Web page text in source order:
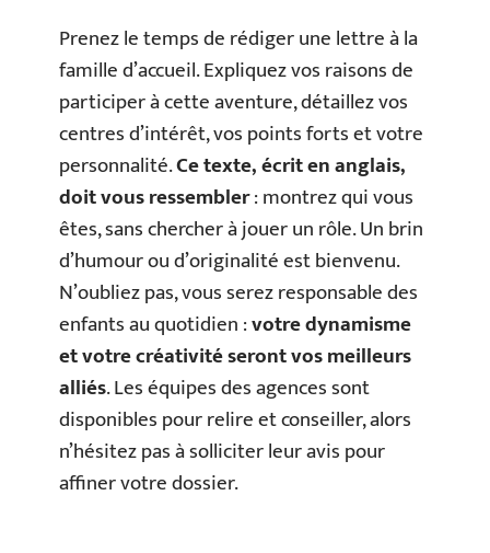
Prenez le temps de rédiger une lettre à la
famille d’accueil. Expliquez vos raisons de
participer à cette aventure, détaillez vos
centres d’intérêt, vos points forts et votre
personnalité.Ce texte, écrit en anglais,
doit vous ressembler: montrez qui vous
êtes, sans chercher à jouer un rôle. Un brin
d’humour ou d’originalité est bienvenu.
N’oubliez pas, vous serez responsable des
enfants au quotidien :votre dynamisme
et votre créativité seront vos meilleurs
alliés. Les équipes des agences sont
disponibles pour relire et conseiller, alors
n’hésitez pas à solliciter leur avis pour
affiner votre dossier.